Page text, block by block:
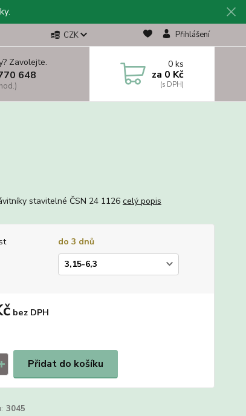
CZK Přihlášení
Zavolejte.
648
0ks
za 0 Kč
stavitelné ČSN 24 1126 celý popis
do 3 dnů
bez DPH
Přidat do košíku
3045